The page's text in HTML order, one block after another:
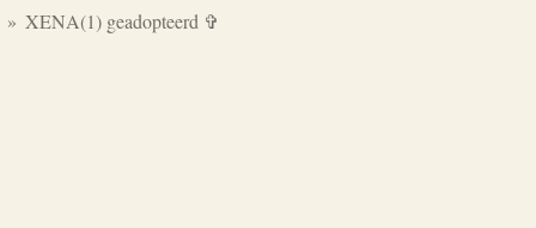
» XENA(1) geadopteerd ✞